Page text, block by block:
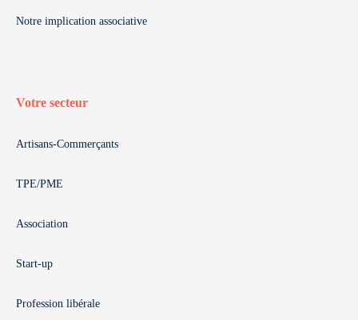
Notre implication associative
Votre secteur
Artisans-Commerçants
TPE/PME
Association
Start-up
Profession libérale